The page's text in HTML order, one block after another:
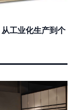
工业化生产到个